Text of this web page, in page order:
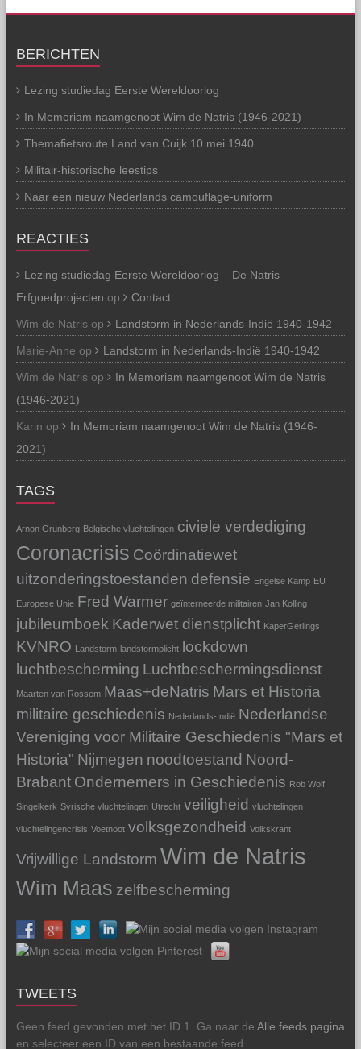
BERICHTEN
Lezing studiedag Eerste Wereldoorlog
In Memoriam naamgenoot Wim de Natris (1946-2021)
Themafietsroute Land van Cuijk 10 mei 1940
Militair-historische leestips
Naar een nieuw Nederlands camouflage-uniform
REACTIES
Lezing studiedag Eerste Wereldoorlog – De Natris
Erfgoedprojecten op Contact
Wim de Natrisop Landstorm in Nederlands-Indië 1940-1942
Marie-Anne op Landstorm in Nederlands-Indië 1940-1942
Wim de Natrisop
In Memoriam naamgenoot Wim de Natris
(1946-2021)
Karin op
In Memoriam naamgenoot Wim de Natris (1946-
2021)
TAGS
Arnon Grunberg Belgische vluchtelingen civiele verdediging
Coronacrisis Coördinatiewet
uitzonderingstoestanden defensie Engelse Kamp EU
Europese Unie Fred Warmer geïnterneerde militairen Jan Kolling
jubileumboek Kaderwet dienstplicht KaperGerlings
KVNRO Landstorm landstormplicht
lockdown
luchtbescherming Luchtbeschermingsdienst
Maarten van Rossem Maas+deNatris Mars et Historia
militaire geschiedenis Nederlands-Indië Nederlandse
Vereniging voor Militaire Geschiedenis "Mars et
Historia" Nijmegen noodtoestand Noord-
Brabant Ondernemers in Geschiedenis Rob Wolf
Singelkerk Syrische vluchtelingen Utrecht veiligheid vluchtelingen
vluchtelingencrisis Voetnoot volksgezondheid Volkskrant
Vrijwillige Landstorm Wim de Natris
Wim Maas zelfbescherming
TWEETS
Geen feed gevonden met het ID 1. Ga naar de Alle feeds pagina
en selecteer een ID van een bestaande feed.